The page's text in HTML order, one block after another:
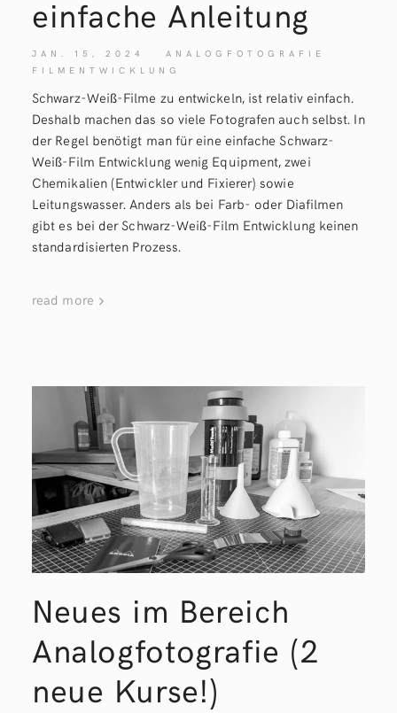
einfache Anleitung
JAN. 15, 2024
ANALOGFOTOGRAFIE
FILMENTWICKLUNG
Schwarz-Weiß-Filme zu entwickeln, ist relativ einfach.
Deshalb machen das so viele Fotografen auch selbst. In
der Regel benötigt man für eine einfache Schwarz-
Weiß-Film Entwicklung wenig Equipment, zwei
Chemikalien (Entwickler und Fixierer) sowie
Leitungswasser. Anders als bei Farb- oder Diafilmen
gibt es bei der Schwarz-Weiß-Film Entwicklung keinen
standardisierten Prozess.
read more
Neues im Bereich
Analogfotografie (2
neue Kurse!)